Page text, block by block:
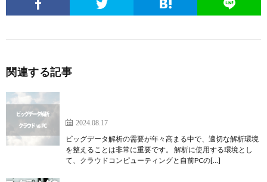
関連する記事
2024.08.17
ビッグデータ解析の需要が年々高まる中で、適切な解析環境
を整えることは非常に重要です。 解析に使用する環境とし
て、クラウドコンピューティングと自前PCの[…]